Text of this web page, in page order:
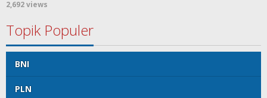
2,692 views
Topik Populer
BNI
PLN